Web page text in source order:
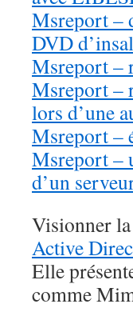
Msreport –
DVD
Msreport –
Msreport –
lors d’une
Msreport –
Msreport –
d’un
Visionner
Active
Elle
comme